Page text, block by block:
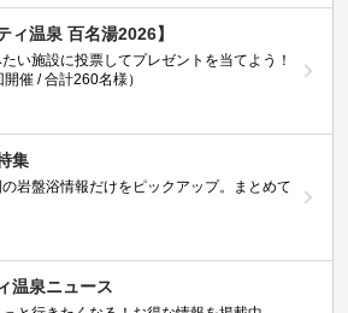
ィ温泉 百名湯2026】
い施設に投票してプレゼントを当てよう！
開催 / 合計260名様）
集
の岩盤浴情報だけをピックアップ。まとめて
温泉ニュース